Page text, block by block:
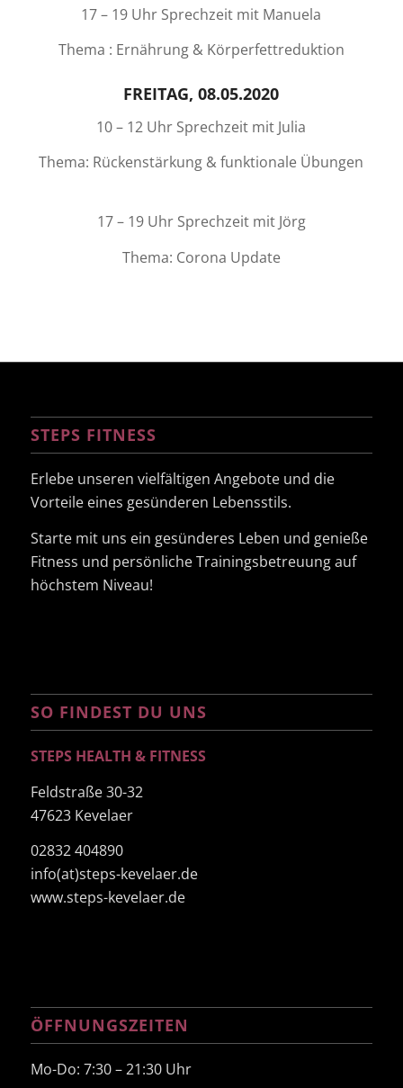
17 – 19 Uhr Sprechzeit mit Manuela
Thema : Ernährung & Körperfettreduktion
FREITAG, 08.05.2020
10 – 12 Uhr Sprechzeit mit Julia
Thema: Rückenstärkung & funktionale Übungen
17 – 19 Uhr Sprechzeit mit Jörg
Thema: Corona Update
STEPS FITNESS
Erlebe unseren vielfältigen Angebote und die
Vorteile eines gesünderen Lebensstils.
Starte mit uns ein gesünderes Leben und genieße
Fitness und persönliche Trainingsbetreuung auf
höchstem Niveau!
SO FINDEST DU UNS
STEPS HEALTH & FITNESS
Feldstraße 30-32
47623 Kevelaer
02832 404890
info(at)steps-kevelaer.de
www.steps-kevelaer.de
ÖFFNUNGSZEITEN
Mo-Do: 7:30 – 21:30 Uhr